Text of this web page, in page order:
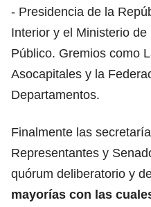
- Presidencia de la
Interior y el Ministerio
Público. Gremios como
Asocapitales y la
Departamentos.
Finalmente las
Representantes y
quórum deliberatorio y
mayorías con las